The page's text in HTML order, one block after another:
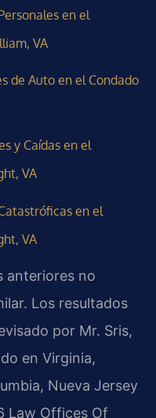
en el
VA
de Auto en el Condado
y Caídas en el
VA
en el
VA
anteriores no
Los resultados
por Mr. Sris,
en Virginia,
Nueva Jersey
Law Offices Of